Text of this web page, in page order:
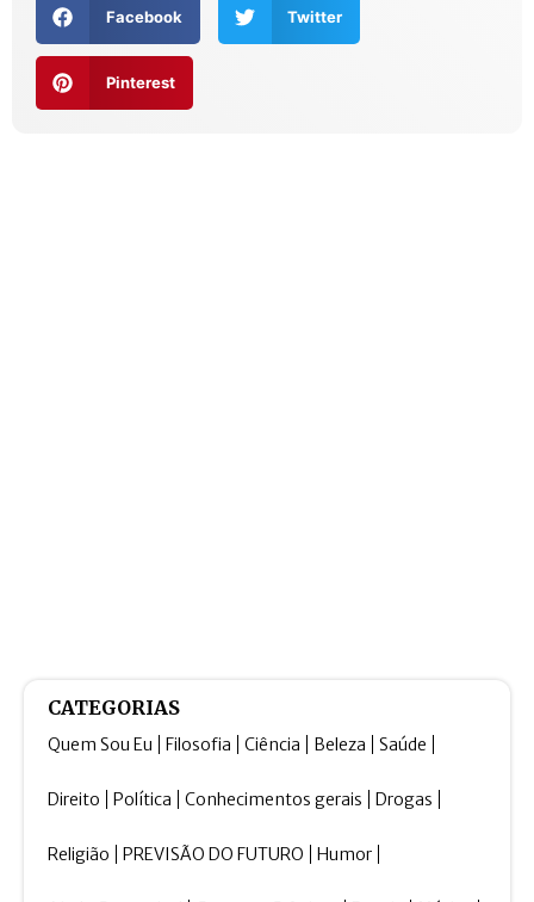
Facebook Twitter
Pinterest
CATEGORIAS
Quem Sou Eu Filosofia Ciência Beleza Saúde
Direito Política Conhecimentos gerais Drogas
Religião PREVISÃO DO FUTURO Humor